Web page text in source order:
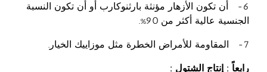
6- أن تكون الأزهار مؤنثة بارثنوكارب أو أن تكون النسبة
الجنسية عالية أكثر من 90%.
7- المقاومة للأمراض الخطرة مثل موزاييك الخيار.
رابعاً : إنتاج الشتول :